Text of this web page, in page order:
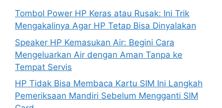
Tombol Power HP Keras atau Rusak: Ini Trik
Mengakalinya Agar HP Tetap Bisa Dinyalakan
Speaker HP Kemasukan Air: Begini Cara
Mengeluarkan Air dengan Aman Tanpa ke
Tempat Servis
HP Tidak Bisa Membaca Kartu SIM Ini Langkah
Pemeriksaan Mandiri Sebelum Mengganti SIM